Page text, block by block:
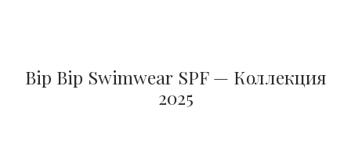
Bip Bip Swimwear SPF — Коллекция
2025